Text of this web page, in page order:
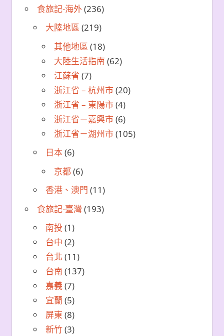
食旅記-海外(236)
大陸地區 (219)
其他地區 (18)
大陸生活指南 (62)
江蘇省 (7)
浙江省 – 杭州市(20)
浙江省 – 東陽市(4)
浙江省－嘉興市(6)
浙江省－湖州市(105)
日本(6)
京都(6)
香港、澳門 (11)
食旅記-臺灣 (193)
南投 (1)
台中 (2)
台北 (11)
台南 (137)
嘉義(7)
宜蘭 (5)
屏東 (8)
新竹(3)